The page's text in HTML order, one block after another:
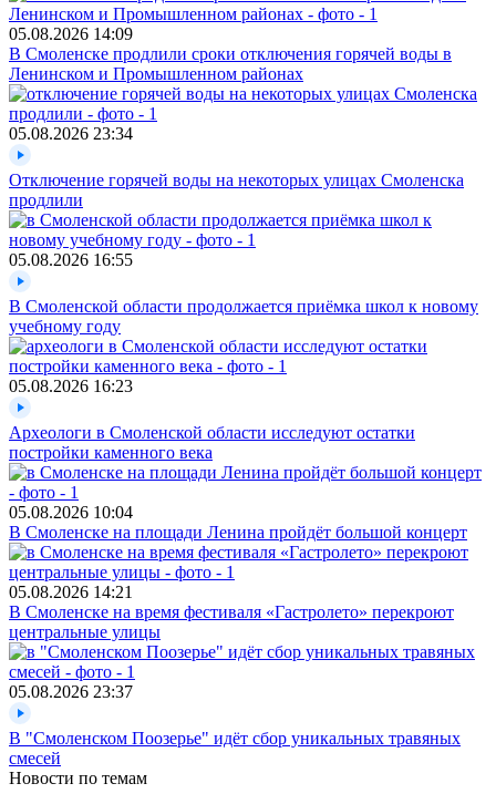
05.08.2026 14:09
В Смоленске продлили сроки отключения горячей воды в
Ленинском и Промышленном районах
05.08.2026 23:34
Отключение горячей воды на некоторых улицах Смоленска
продлили
05.08.2026 16:55
В Смоленской области продолжается приёмка школ к новому
учебному году
05.08.2026 16:23
Археологи в Смоленской области исследуют остатки
постройки каменного века
05.08.2026 10:04
В Смоленске на площади Ленина пройдёт большой концерт
05.08.2026 14:21
В Смоленске на время фестиваля «Гастролето» перекроют
центральные улицы
05.08.2026 23:37
В "Смоленском Поозерье" идёт сбор уникальных травяных
смесей
Новости по темам